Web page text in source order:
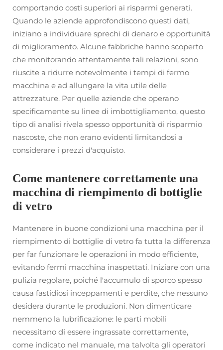
comportando costi superiori ai risparmi generati.
Quando le aziende approfondiscono questi dati,
iniziano a individuare sprechi di denaro e opportunità
di miglioramento. Alcune fabbriche hanno scoperto
che monitorando attentamente tali relazioni, sono
riuscite a ridurre notevolmente i tempi di fermo
macchina e ad allungare la vita utile delle
attrezzature. Per quelle aziende che operano
specificamente su linee di imbottigliamento, questo
tipo di analisi rivela spesso opportunità di risparmio
nascoste, che non erano evidenti limitandosi a
considerare i prezzi d'acquisto.
Come mantenere correttamente una
macchina di riempimento di bottiglie
di vetro
Mantenere in buone condizioni una macchina per il
riempimento di bottiglie di vetro fa tutta la differenza
per far funzionare le operazioni in modo efficiente,
evitando fermi macchina inaspettati. Iniziare con una
pulizia regolare, poiché l'accumulo di sporco spesso
causa fastidiosi inceppamenti e perdite, che nessuno
desidera durante le produzioni. Non dimenticare
nemmeno la lubrificazione: le parti mobili
necessitano di essere ingrassate correttamente,
come indicato nel manuale, ma talvolta gli operatori